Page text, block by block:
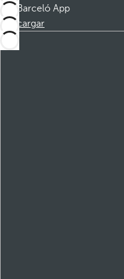
Barceló App
Descargar